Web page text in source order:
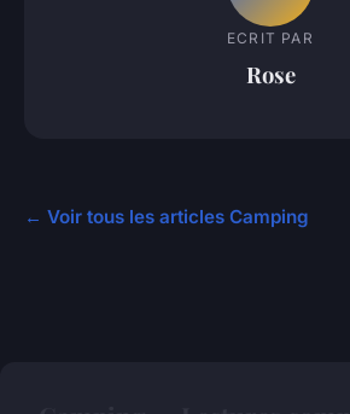
ECRIT PAR
Rose
← Voir tous les articles Camping